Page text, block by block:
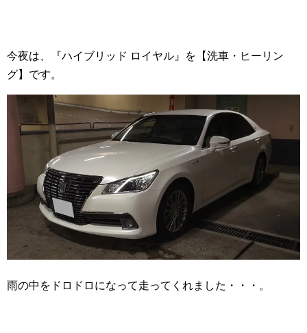
今夜は、『ハイブリッド ロイヤル』を【洗車・ヒーリン
グ】です。
雨の中をドロドロになって走ってくれました・・・。